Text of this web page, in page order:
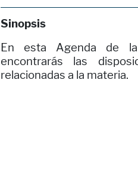
Sinopsis
En esta Agenda de la
encontrarás las
relacionadas a la materia.